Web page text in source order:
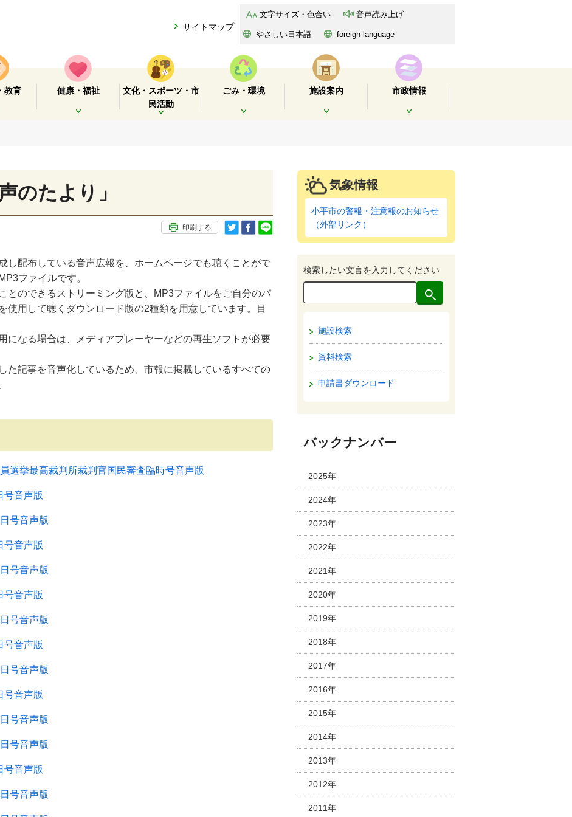
サイトマップ
文字サイズ・色合い 音声読み上げ
やさしい日本語 foreign language
教育 健康・福祉
文化・スポーツ・市
民活動
ごみ・環境 施設案内 市政情報
のたより」
印刷する
し配布している音声広報を、ホームページでも聴くことがで
ファイルです。
とのできるストリーミング版と、MP3ファイルをご自分のパ
使用して聴くダウンロード版の2種類を用意しています。目
になる場合は、メディアプレーヤーなどの再生ソフトが必要
た記事を音声化しているため、市報に掲載しているすべての
選挙最高裁判所裁判官国民審査臨時号音声版
号音声版
号音声版
号音声版
号音声版
号音声版
号音声版
号音声版
号音声版
号音声版
号音声版
号音声版
号音声版
号音声版
気象情報
小平市の警報・注意報のお知らせ
（外部リンク）
検索したい文言を入力してください
施設検索
資料検索
申請書ダウンロード
バックナンバー
2025年
2024年
2023年
2022年
2021年
2020年
2019年
2018年
2017年
2016年
2015年
2014年
2013年
2012年
2011年